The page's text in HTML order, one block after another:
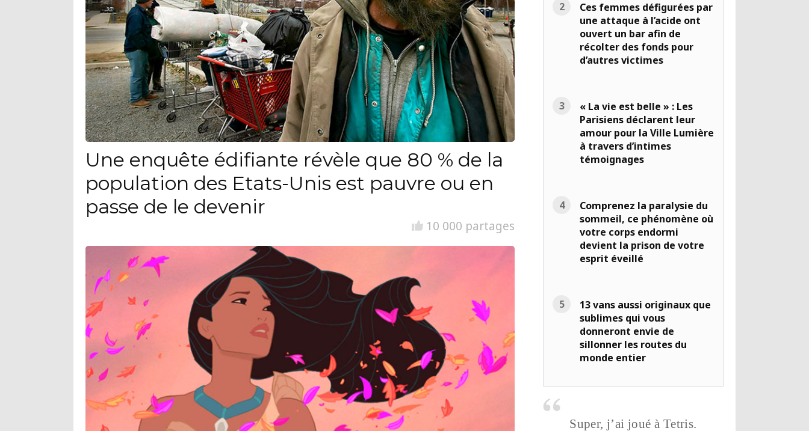
Une enquête édifiante révèle que 80 % de la
population des Etats-Unis est pauvre ou en
passe de le devenir
10 000 partages
Ces femmes défigurées par
une attaque à l’acide ont
ouvert un bar afin de
récolter des fonds pour
d’autres victimes
« La vie est belle » : Les
Parisiens déclarent leur
amour pour la Ville Lumière
à travers d’intimes
témoignages
Comprenez la paralysie du
sommeil, ce phénomène où
votre corps endormi
devient la prison de votre
esprit éveillé
13 vans aussi originaux que
sublimes qui vous
donneront envie de
sillonner les routes du
monde entier
Super, j’ai joué à Tetris.